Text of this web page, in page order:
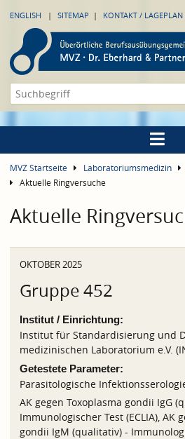
ENGLISH SITEMAP KONTAKT / LAGEPLAN
MVZ Startseite Laboratoriumsmedizin
Aktuelle Ringversuche
Aktuelle
OKTOBER 2025
Gruppe 452
Institut / Einrichtung:
Institut für Standardisierung und
medizinischen Laboratorium e.V.
Getestete Parameter:
Parasitologische
AK gegen Toxoplasma gondii IgG
Immunologischer Test (ECLIA), AK
gondii IgM (qualitativ) -